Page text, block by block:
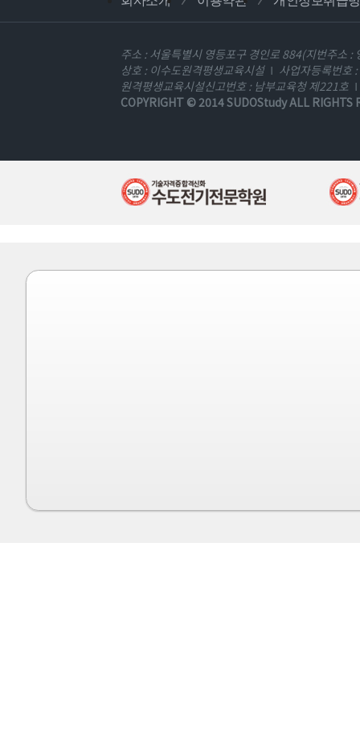
주소 : 서울특별시 영등포구 경인로 884(지번주소
상호 : 이수도원격평생교육시설
사업자등록번호
원격평생교육시설신고번호 : 남부교육청 제221호
COPYRIGHT © 2014SUDOStudyALL RIGHTS